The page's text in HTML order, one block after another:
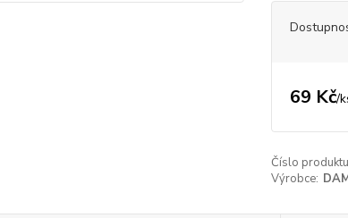
69 Kč/
Číslo
Výrobce: